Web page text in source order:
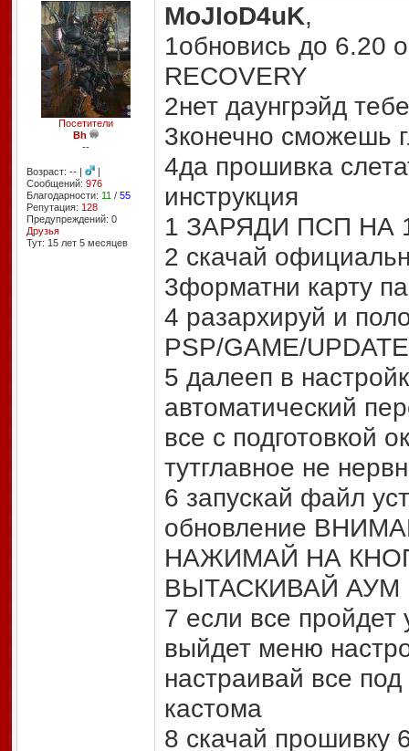
Посетители
Bh
--
Возраст: -- |
|
Сообщений: 976
Благодарности: 11 / 55
Репутация: 128
Предупреждений: 0
Друзья
Тут: 15 лет 5 месяцев
MoJIoD4uK,
1обновись до 6.20
RECOVERY
2нет даунгрэйд
3конечно сможешь
4да прошивка
инструкция
1 ЗАРЯДИ ПСП НА
2 скачай
3форматни карту
4 разархируй и
PSP/GAME/UPDATE
5 далееп в
автоматический
все с подготовкой
тутглавное не
6 запускай файл
обновление
НАЖИМАЙ НА
ВЫТАСКИВАЙ
7 если все пройдет
выйдет меню
настраивай все
кастома
8 скачай прошивку